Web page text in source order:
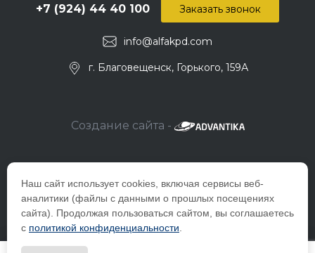
Наш сайт использует cookies, включая сервисы веб-
аналитики (файлы с данными о прошлых посещениях
сайта). Продолжая пользоваться сайтом, вы соглашаетесь
с политикой конфиденциальности
info@alfakpd.com
+7 (924) 44 40 100
г. Благовещенск, Горького, 159А
Заказать звонок
Создание сайта -